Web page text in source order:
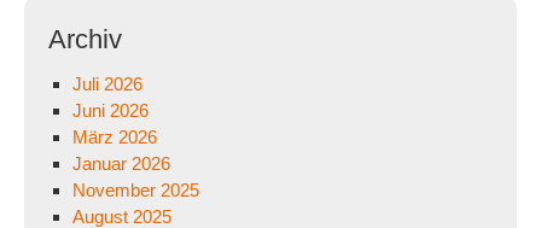
Archiv
Juli 2026
Juni 2026
März 2026
Januar 2026
November 2025
August 2025